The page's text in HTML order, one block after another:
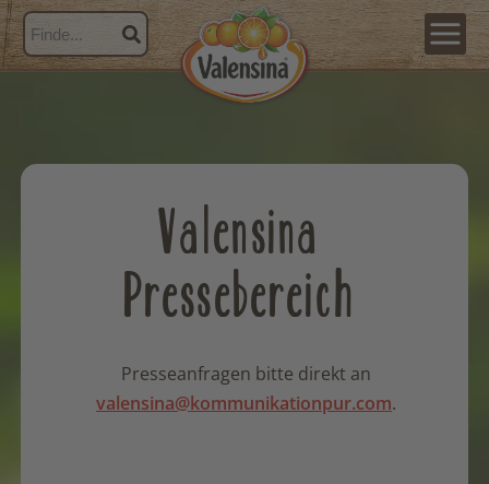
Valensina
Pressebereich
Presseanfragen bitte direkt an
valensina@kommunikationpur.com.